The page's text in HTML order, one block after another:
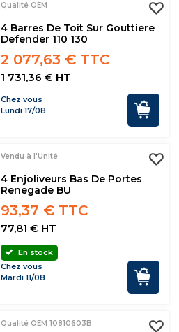
Qualité OEM
4 Barres De Toit Sur Gouttiere
Defender 110 130
2 077,63 € TTC
1 731,36 € HT
Chez vous
Lundi 17/08
Vendu à l'Unité
4 Enjoliveurs Bas De Portes
Renegade BU
93,37 € TTC
77,81 € HT
En stock
Chez vous
Mardi 11/08
Qualité OEM 10810603B